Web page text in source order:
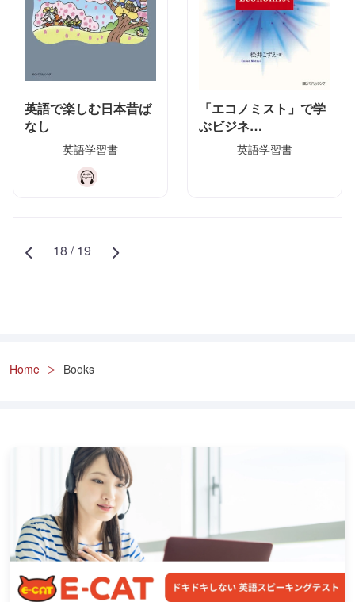
英語で楽しむ日本昔ば
なし
英語学習書
「エコノミスト」で学
ぶビジネ…
英語学習書
18 / 19
Home Books